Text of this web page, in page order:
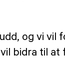
og vi vil
bidra til at